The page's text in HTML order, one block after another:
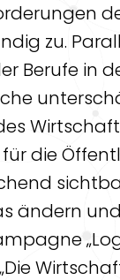
zu.
Berufe in
die
ändern